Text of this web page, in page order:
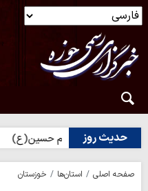
حدیث روز
زائران امام حسین(ع)
صفحه اصلی استان‌ها
خوزستان